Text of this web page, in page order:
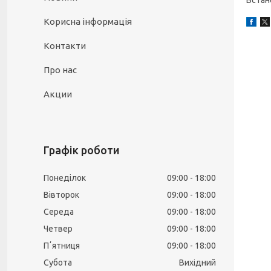
Корисна інформація
Контакти
Про нас
Акции
Графік роботи
Понеділок 09:00
18:00
Вівторок
09:00
18:00
Середа
09:00
18:00
Четвер
09:00
18:00
Пʼятниця
09:00
18:00
Субота
Вихідний